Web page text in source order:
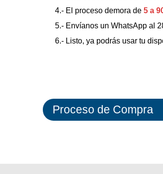
4.- El proceso demora de 5 a
5.- Envíanos un WhatsApp al
6.- Listo, ya podrás usar tu
Proceso de Compra